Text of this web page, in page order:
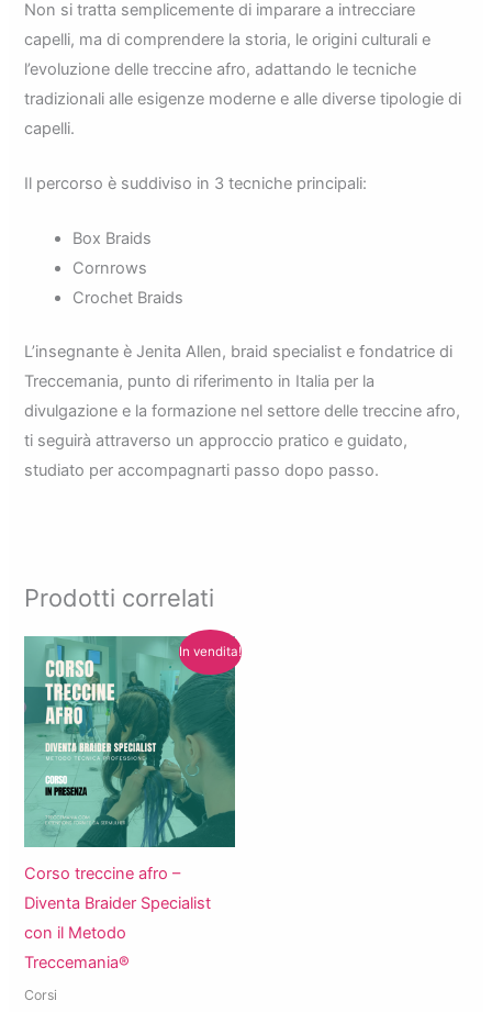
Non si tratta semplicemente di imparare a intrecciare
capelli, ma di comprendere la storia, le origini culturali e
l’evoluzione delle treccine afro, adattando le tecniche
tradizionali alle esigenze moderne e alle diverse tipologie di
capelli.
Il percorso è suddiviso in 3 tecniche principali:
Box Braids
Cornrows
Crochet Braids
L’insegnante è Jenita Allen, braid specialist e fondatrice di
Treccemania, punto di riferimento in Italia per la
divulgazione e la formazione nel settore delle treccine afro,
ti seguirà attraverso un approccio pratico e guidato,
studiato per accompagnarti passo dopo passo.
Prodotti correlati
In vendita!
Corso treccine afro –
Diventa Braider Specialist
con il Metodo
Treccemania®️
Corsi